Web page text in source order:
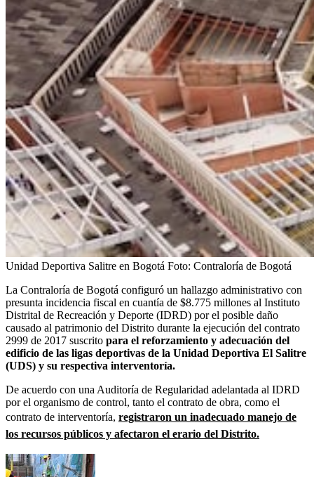
Unidad Deportiva Salitre en Bogotá Foto: Contraloría de Bogotá
La Contraloría de Bogotá configuró un hallazgo administrativo con
presunta incidencia fiscal en cuantía de $8.775 millones al Instituto
Distrital de Recreación y Deporte (IDRD) por el posible daño
causado al patrimonio del Distrito durante la ejecución del contrato
2999 de 2017 suscrito para el reforzamiento y adecuación del
edificio de las ligas deportivas de la Unidad Deportiva El Salitre
(UDS) y su respectiva interventoría.
De acuerdo con una Auditoría de Regularidad adelantada al IDRD
por el organismo de control, tanto el contrato de obra, como el
contrato de interventoría, registraron un inadecuado manejo de
los recursos públicos y afectaron el erario del Distrito.